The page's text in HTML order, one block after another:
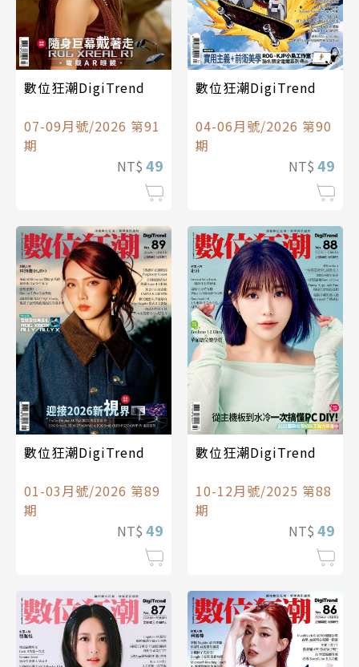
數位狂潮DigiTrend
07-09月號/2026 第91
期
NT$ 49
數位狂潮DigiTrend
04-06月號/2026 第90
期
NT$ 49
數位狂潮DigiTrend
01-03月號/2026 第89
期
NT$ 49
數位狂潮DigiTrend
10-12月號/2025 第88
期
NT$ 49